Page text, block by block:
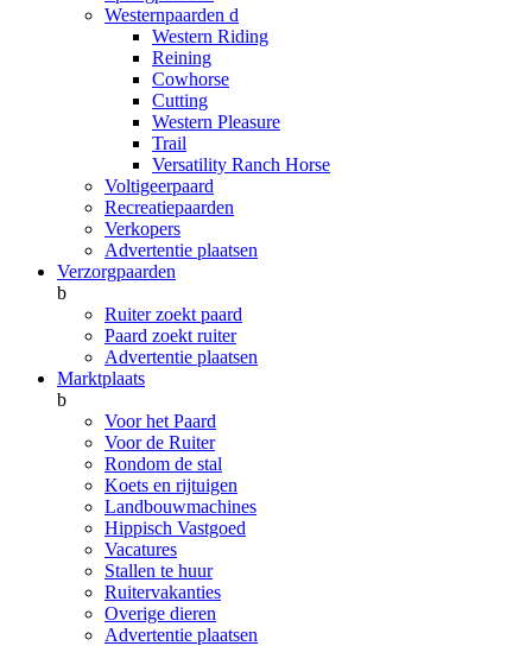
Westernpaarden d
Western Riding
Reining
Cowhorse
Cutting
Western Pleasure
Trail
Versatility Ranch Horse
Voltigeerpaard
Recreatiepaarden
Verkopers
Advertentie plaatsen
Verzorgpaarden
b
Ruiter zoekt paard
Paard zoekt ruiter
Advertentie plaatsen
Marktplaats
b
Voor het Paard
Voor de Ruiter
Rondom de stal
Koets en rijtuigen
Landbouwmachines
Hippisch Vastgoed
Vacatures
Stallen te huur
Ruitervakanties
Overige dieren
Advertentie plaatsen